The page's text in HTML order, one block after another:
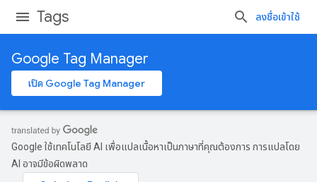
Tags ลงชื่อเข้าใช้
Google Tag Manager
เปิด Google Tag Manager
Google ใช้เทคโนโลยี AI เพื่อแปลเนื้อหาเป็นภาษาที่คุณต้องการ การแปลโดย
AI อาจมีข้อผิดพลาด